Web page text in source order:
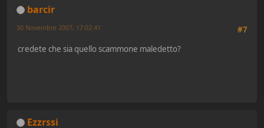
barcir
#7
30 Novembre 2007, 17:02:41
credete che sia quello scammone maledetto?
Ezzrssi